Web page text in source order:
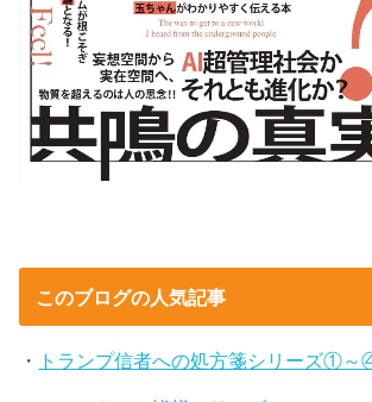
このブログの人気記事
・ トランプ信者への処方箋シリーズ①